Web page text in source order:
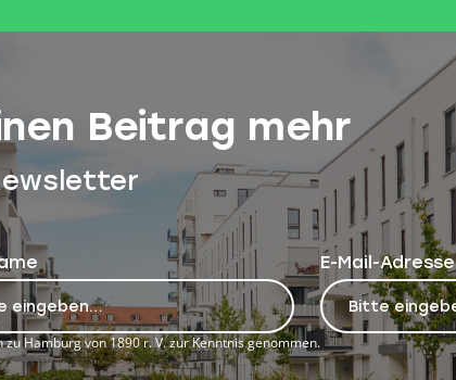
Beitrag mehr
E-Mail-Adresse
Hamburg von 1890 r. V. zur Kenntnis genommen.